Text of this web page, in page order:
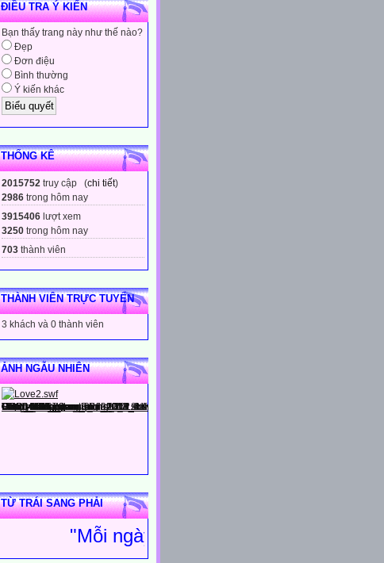
ĐIỀU TRA Ý KIẾN
Bạn thấy trang này như thế nào?
Đẹp
Đơn điệu
Bình thường
Ý kiến khác
THỐNG KÊ
2015752 truy cập (chi tiết)
2986 trong hôm nay
3915406 lượt xem
3250 trong hôm nay
703 thành viên
THÀNH VIÊN TRỰC TUYẾN
3 khách và 0 thành viên
ẢNH NGẪU NHIÊN
TỪ TRÁI SANG PHẢI
"Mỗi ngày đến trường là một